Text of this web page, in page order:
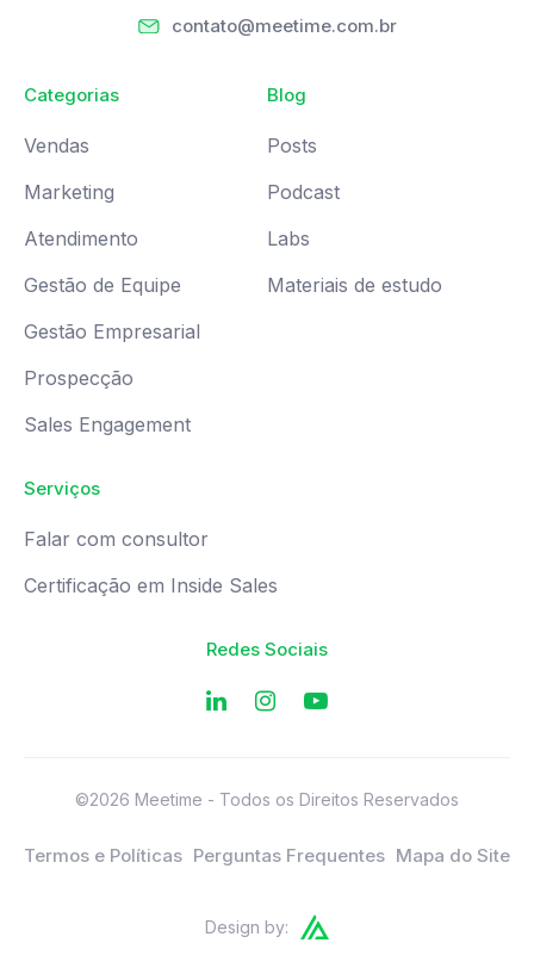
contato@meetime.com.br
Categorias
Vendas
Marketing
Atendimento
Gestão de Equipe
Gestão Empresarial
Prospecção
Sales Engagement
Blog
Posts
Podcast
Labs
Materiais de estudo
Serviços
Falar com consultor
Certificação em Inside Sales
Redes Sociais
©2026 Meetime - Todos os Direitos Reservados
Termos e Políticas Perguntas Frequentes Mapa do Site
Design by: